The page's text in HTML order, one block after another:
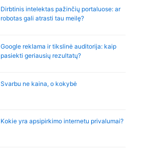
Dirbtinis intelektas pažinčių portaluose: ar
robotas gali atrasti tau meilę?
Google reklama ir tikslinė auditorija: kaip
pasiekti geriausių rezultatų?
Svarbu ne kaina, o kokybė
Kokie yra apsipirkimo internetu privalumai?